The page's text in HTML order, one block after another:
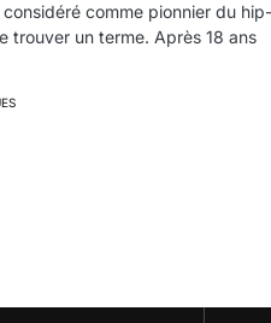
comme pionnier du hip-
trouver un terme. Après 18 ans